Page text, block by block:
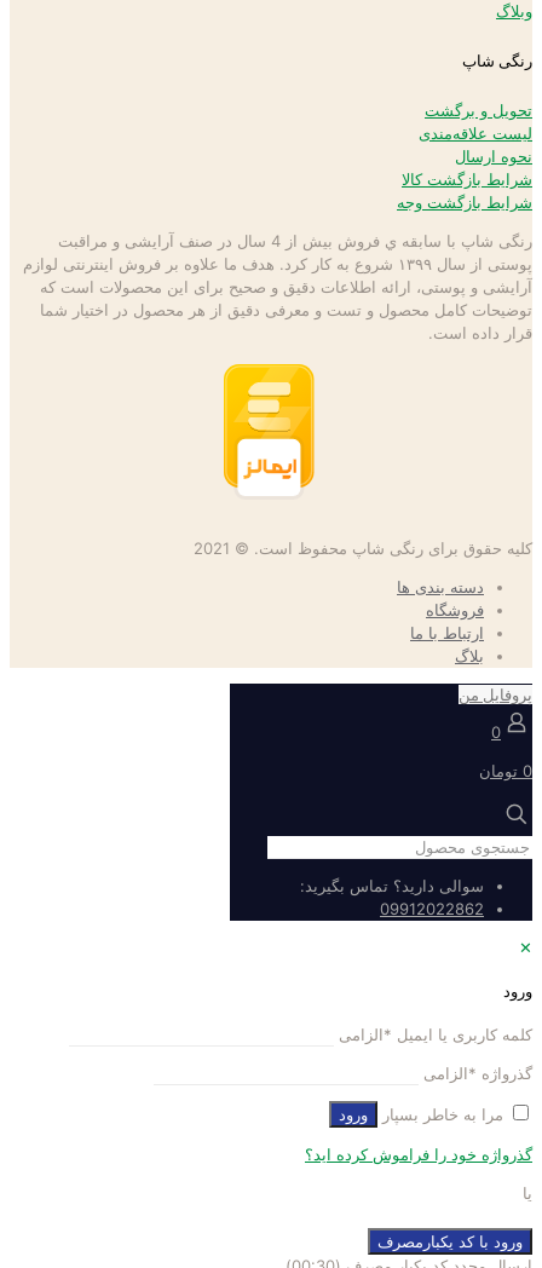
وبلاگ
رنگی شاپ
تحویل و برگشت
لیست علاقه‌مندی
نحوه ارسال
شرایط بازگشت کالا
شرایط بازگشت وجه
رنگی شاپ با سابقه ي فروش بیش از 4 سال در صنف آرایشی و مراقبت
پوستی از سال ۱۳۹۹ شروع به كار كرد. هدف ما علاوه بر فروش اینترنتی لوازم
آرایشی و پوستی، ارائه اطلاعات دقیق و صحیح برای این محصولات است كه
توضيحات كامل محصول و تست و معرفی دقیق از هر محصول در اختيار شما
قرار داده است.
کلیه حقوق برای رنگی شاپ محفوظ است. © 2021
دسته بندی ها
فروشگاه
ارتباط با ما
بلاگ
پروفایل من
0
0 تومان
سوالی دارید؟ تماس بگیرید:
09912022862
✕
ورود
کلمه کاربری یا ایمیل *الزامی
گذرواژه *الزامی
مرا به خاطر بسپار ورود
گذرواژه خود را فراموش کرده اید؟
یا
ورود با کد یکبارمصرف